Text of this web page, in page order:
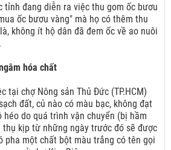
tỉnh đang diễn ra việc thu gom ốc bươu
ốc bươu vàng" mà họ có thêm thu
không ít hộ dân đã đem ốc về ao nuôi
hóa chất
tại chợ Nông sản Thủ Đức (TP.HCM)
đất, củ nào có màu bạc, không đạt
do quá trình vận chuyển (bị hầm
kịp từ những ngày trước đó sẽ được
pha một chất bột màu trắng có tên gọi